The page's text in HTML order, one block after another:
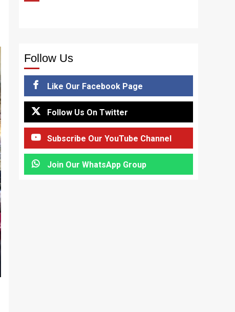
Follow Us
Like Our Facebook Page
Follow Us On Twitter
Subscribe Our YouTube Channel
Join Our WhatsApp Group